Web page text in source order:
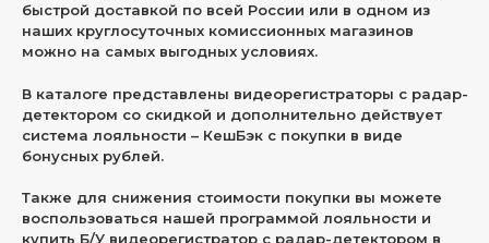
быстрой доставкой по всей России или в одном из
наших круглосуточных комиссионных магазинов
можно на самых выгодных условиях.
В каталоге представлены видеорегистраторы с радар-
детектором со скидкой и дополнительно действует
система лояльности – КешБэк с покупки в виде
бонусных рублей.
Также для снижения стоимости покупки вы можете
воспользоваться нашей программой лояльности и
купить Б/У видеорегистратор с радар-детектором в